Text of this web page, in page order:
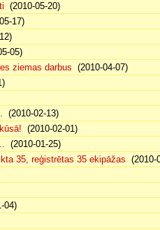
(2010-05-20)
17)
05)
ziemas darbus (2010-04-07)
(2010-02-13)
(2010-02-01)
(2010-01-25)
35, reģistrētas 35 ekipāžas (2010-
04)